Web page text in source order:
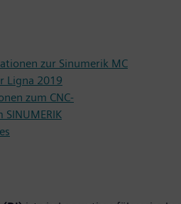
zur Sinumerik MC
Ligna 2019
zum CNC-